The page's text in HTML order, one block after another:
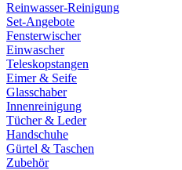
Reinwasser-Reinigung
Set-Angebote
Fensterwischer
Einwascher
Teleskopstangen
Eimer & Seife
Glasschaber
Innenreinigung
Tücher & Leder
Handschuhe
Gürtel & Taschen
Zubehör